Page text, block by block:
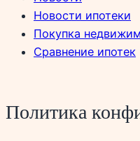
Новости ипотеки
Покупка
Сравнение ипотек
Политика